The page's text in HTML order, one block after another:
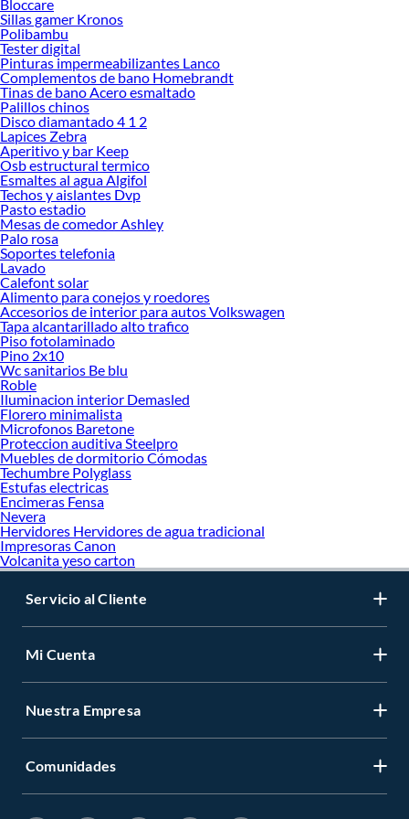
tus ideas realidad. ¡Visítanos y encuentra todo lo que tenemos para ofrecerte en
Pinturas especiales y por material!
Explora la variedad de productos de Pinturas especiales y por material
en Sodimac
Herramientas, materiales y accesorios de calidad para tus proyectos y
renovación de espacios. ¡Visítanos y descubre todo lo que tenemos para
ofrecerte!
Encuentra una amplia variedad de productos de Pinturas especiales y por
material en Sodimac. Encuentra todo lo necesario para tus proyectos de
renovación y decoración. ¡Visítanos y haz tus ideas realidad!
Bloccare
Sillas gamer Kronos
Polibambu
Tester digital
Pinturas impermeabilizantes Lanco
Complementos de bano Homebrandt
Tinas de bano Acero esmaltado
Palillos chinos
Disco diamantado 4 1 2
Lapices Zebra
Aperitivo y bar Keep
Osb estructural termico
Esmaltes al agua Algifol
Techos y aislantes Dvp
Pasto estadio
Mesas de comedor Ashley
Palo rosa
Soportes telefonia
Lavado
Calefont solar
Alimento para conejos y roedores
Accesorios de interior para autos Volkswagen
Tapa alcantarillado alto trafico
Piso fotolaminado
Pino 2x10
Wc sanitarios Be blu
Roble
Iluminacion interior Demasled
Florero minimalista
Microfonos Baretone
Proteccion auditiva Steelpro
Muebles de dormitorio Cómodas
Techumbre Polyglass
Estufas electricas
Encimeras Fensa
Nevera
Hervidores Hervidores de agua tradicional
Impresoras Canon
Volcanita yeso carton
Servicio al Cliente
Mi Cuenta
Nuestra Empresa
Comunidades